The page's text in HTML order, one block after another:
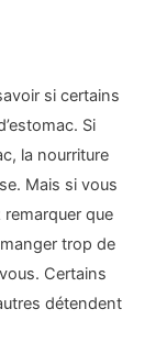
si certains
Si
la nourriture
Mais si vous
que
trop de
Certains
détendent